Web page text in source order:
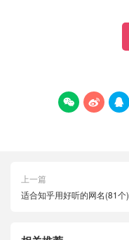
  
上一篇
适合知乎用好听的网名(81个)